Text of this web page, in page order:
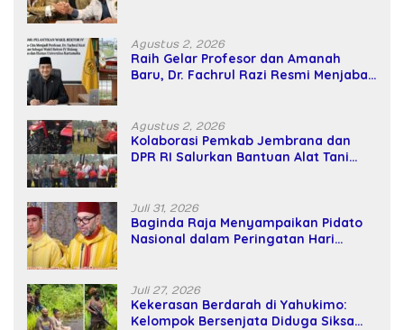
Agustus 2, 2026
Raih Gelar Profesor dan Amanah
Baru, Dr. Fachrul Razi Resmi Menjabat
Agustus 2, 2026
Kolaborasi Pemkab Jembrana dan
DPR RI Salurkan Bantuan Alat Tani
Juli 31, 2026
Baginda Raja Menyampaikan Pidato
Nasional dalam Peringatan Hari
Juli 27, 2026
Kekerasan Berdarah di Yahukimo:
Kelompok Bersenjata Diduga Siksa